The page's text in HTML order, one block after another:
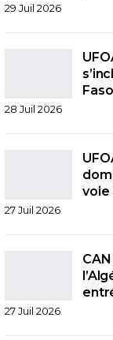
29 Juil 2026
28 Juil 2026
voie
27 Juil 2026
27 Juil 2026